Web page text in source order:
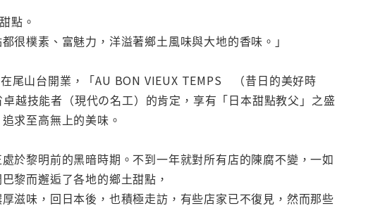
點。
很樸素、富魅力，洋溢著鄉土風味與大地的香味。」
尾山台開業，「AU BON VIEUX TEMPS （昔日的美好時
越技能者（現代の名工）的肯定，享有「日本甜點教父」之盛
求至高無上的美味。
於黎明前的黑暗時期。不到一年就對所有店的陳腐不變，一如
黎而邂逅了各地的鄉土甜點，
滋味，回日本後，也積極走訪，有些店家已不復見，然而那些